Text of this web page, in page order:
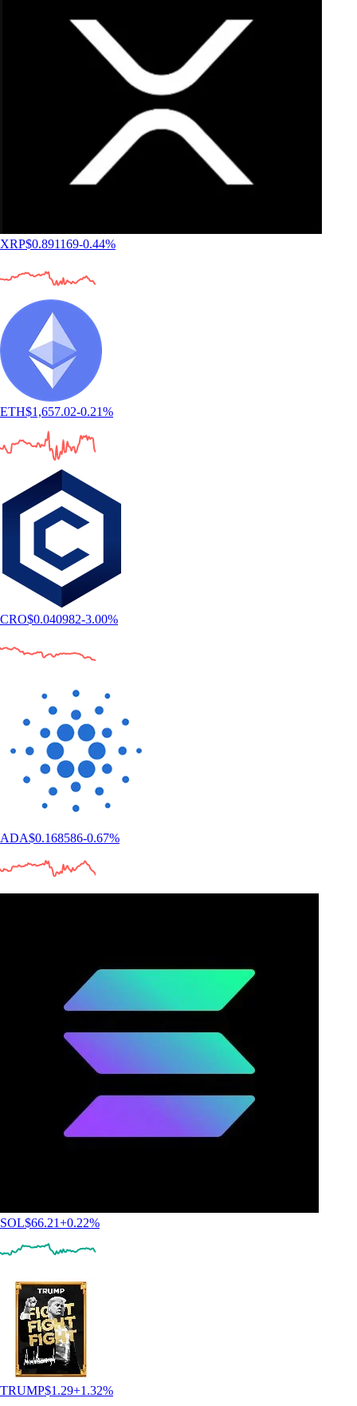
XRP$0.891169-0.44%
ETH$1,657.02-0.21%
CRO$0.040982-3.00%
ADA$0.168586-0.67%
SOL$66.21+0.22%
TRUMP$1.29+1.32%